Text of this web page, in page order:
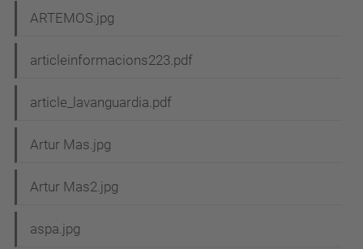
ARTEMOS.jpg
articleinformacions223.pdf
article_lavanguardia.pdf
Artur Mas.jpg
Artur Mas2.jpg
aspa.jpg